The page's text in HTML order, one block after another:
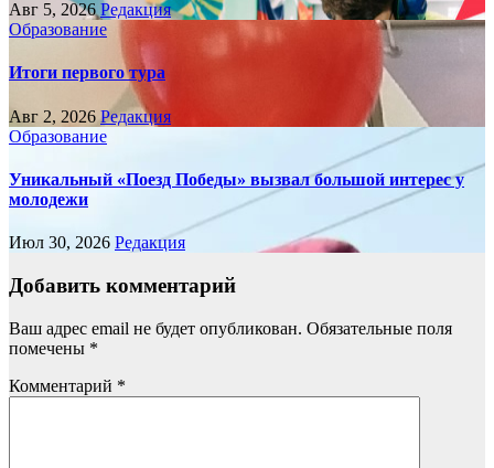
Авг 5, 2026Редакция
Образование
Итоги первого тура
Авг 2, 2026 Редакция
Образование
Уникальный «Поезд Победы» вызвал большой интерес у
молодежи
Июл 30, 2026 Редакция
Добавить комментарий
Ваш адрес email не будет опубликован. Обязательные поля
помечены *
Комментарий *